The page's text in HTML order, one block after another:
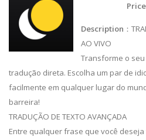
Price
Description ：
AO VIVO
Transforme o
tradução direta. Escolha um par de
facilmente em qualquer lugar do
barreira!
TRADUÇÃO DE TEXTO AVANÇADA
Entre qualquer frase que você